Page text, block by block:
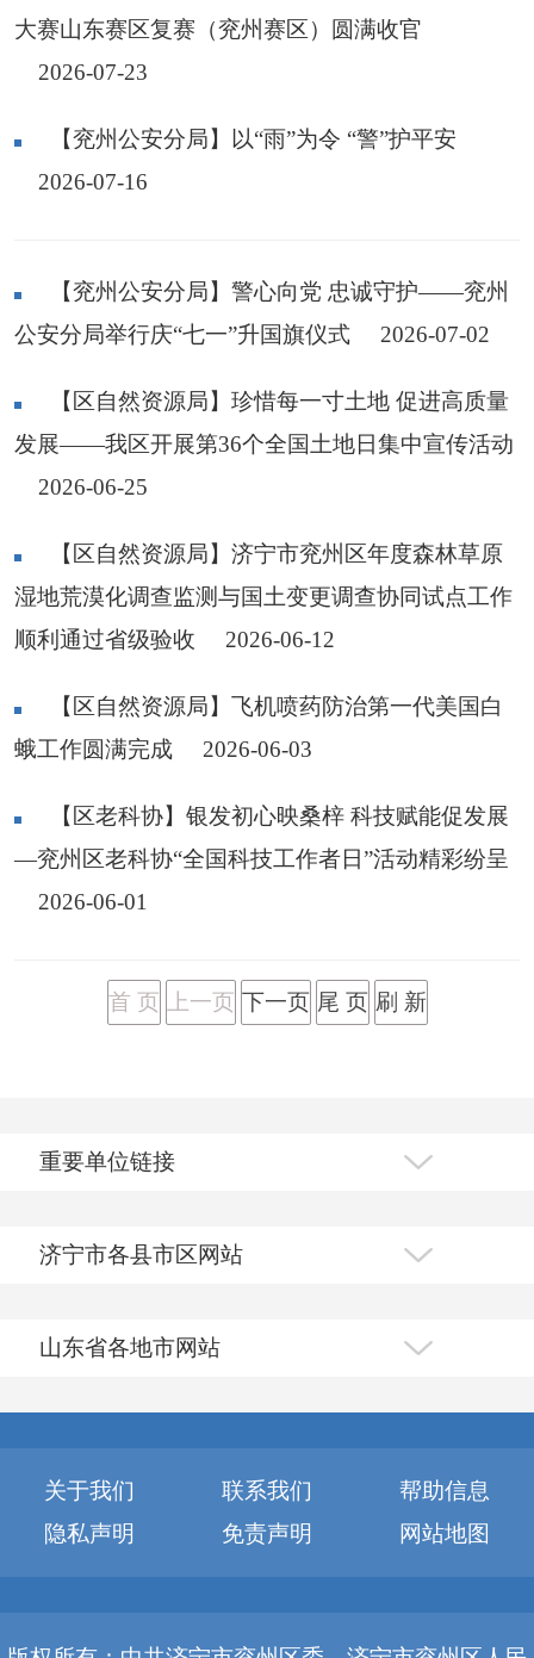
大赛山东赛区复赛（兖州赛区）圆满收官
2026-07-23
【兖州公安分局】以“雨”为令 “警”护平安
2026-07-16
【兖州公安分局】警心向党 忠诚守护——兖州
公安分局举行庆“七一”升国旗仪式
2026-07-02
【区自然资源局】珍惜每一寸土地 促进高质量
发展——我区开展第36个全国土地日集中宣传活动
2026-06-25
【区自然资源局】济宁市兖州区年度森林草原
湿地荒漠化调查监测与国土变更调查协同试点工作
顺利通过省级验收
2026-06-12
【区自然资源局】飞机喷药防治第一代美国白
蛾工作圆满完成
2026-06-03
【区老科协】银发初心映桑梓 科技赋能促发展
—兖州区老科协“全国科技工作者日”活动精彩纷呈
2026-06-01
首 页 上一页 下一页 尾 页 刷 新
重要单位链接
济宁市各县市区网站
山东省各地市网站
关于我们 联系我们
帮助信息
隐私声明
免责声明 网站地图